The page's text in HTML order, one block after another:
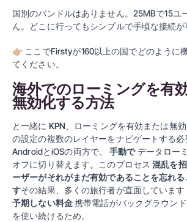
国別のバンドルはありません。25MBで15ユ
ん。どこに行ってもシンプルで手頃な接続が
👉🏼 ここでFirstyが160以上の国でどのように
てください。
海外でのローミングを有
無効化する方法
と一緒に KPN 、ローミングを有効または無
の設定の複数のレイヤーをナビゲートする必
AndroidとiOSの両方で、手動でデータロー
オフに切り替えます。このプロセス混乱を
ーザーがそれがまだ有効であることを忘れる
すその結果、多くの旅行者が直面しています
予期しない料金携帯電話がバックグラウン
を使い続けるため。